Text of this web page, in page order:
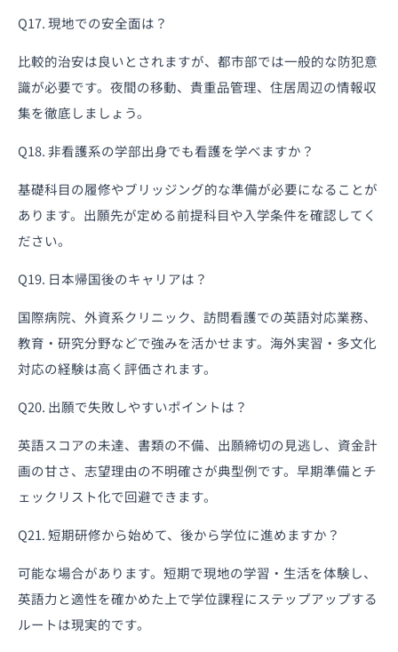
Q17. 現地での安全面は？
比較的治安は良いとされますが、都市部では一般的な防犯意
識が必要です。夜間の移動、貴重品管理、住居周辺の情報収
集を徹底しましょう。
Q18. 非看護系の学部出身でも看護を学べますか？
基礎科目の履修やブリッジング的な準備が必要になることが
あります。出願先が定める前提科目や入学条件を確認してく
ださい。
Q19. 日本帰国後のキャリアは？
国際病院、外資系クリニック、訪問看護での英語対応業務、
教育・研究分野などで強みを活かせます。海外実習・多文化
対応の経験は高く評価されます。
Q20. 出願で失敗しやすいポイントは？
英語スコアの未達、書類の不備、出願締切の見逃し、資金計
画の甘さ、志望理由の不明確さが典型例です。早期準備とチ
ェックリスト化で回避できます。
Q21. 短期研修から始めて、後から学位に進めますか？
可能な場合があります。短期で現地の学習・生活を体験し、
英語力と適性を確かめた上で学位課程にステップアップする
ルートは現実的です。